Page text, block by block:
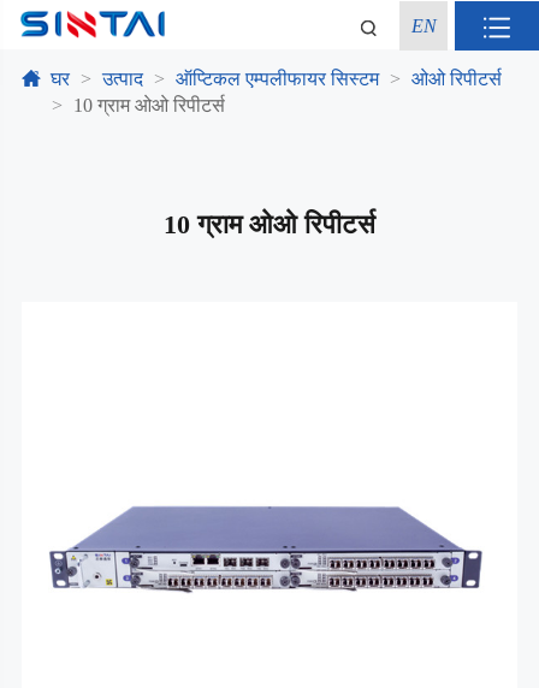
EN
घर उत्पाद ऑप्टिकल एम्पलीफायर सिस्टम
ओओ रिपीटर्स
10 ग्राम ओओ रिपीटर्स
10 ग्राम ओओ रिपीटर्स